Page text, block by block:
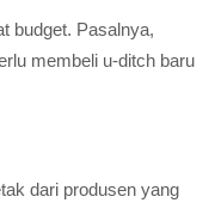
budget. Pasalnya,
membeli u-ditch baru
dari produsen yang